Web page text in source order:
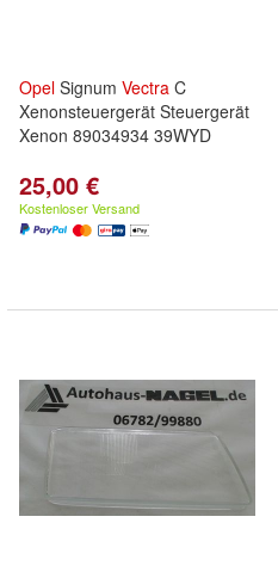
Opel Signum Vectra C
Xenonsteuergerät Steuergerät
Xenon 89034934 39WYD
25,00 €
Kostenloser Versand